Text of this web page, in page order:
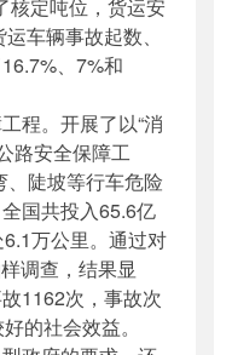
核定吨位，货运安
车辆事故起数、
、7%和
程。开展了以“消
路安全保障工
、陡坡等行车危险
国共投入65.6亿
万公里。通过对
调查，结果显
1162次，事故次
的社会效益。